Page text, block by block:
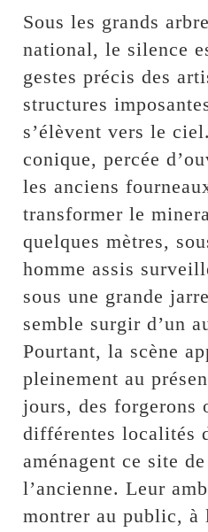
Sous les grands
national, le silence
gestes précis des
structures
s’élèvent vers le
conique, percée
les anciens
transformer le
quelques mètres,
homme assis
sous une grande
semble surgir d’un
Pourtant, la scène
pleinement au
jours, des forgerons
différentes localités
aménagent ce site
l’ancienne. Leur
montrer au public, à